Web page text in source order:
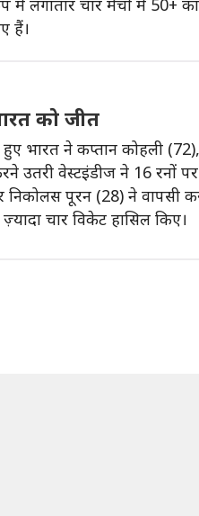
में लगातार चार मैचों में 50+
हैं।
को जीत
भारत ने कप्तान कोहली
उतरी वेस्टइंडीज ने 16 रनों पर
निकोलस पूरन (28) ने वापसी
चार विकेट हासिल किए।